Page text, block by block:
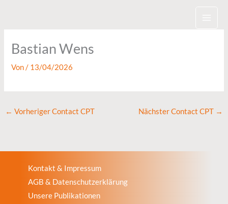
Bastian Wens
Von/ 13/04/2026
← Vorheriger Contact CPT Nächster Contact CPT →
Kontakt & Impressum
AGB & Datenschutzerklärung
Unsere Publikationen